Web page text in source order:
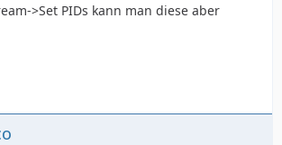
>Set PIDs kann man diese aber